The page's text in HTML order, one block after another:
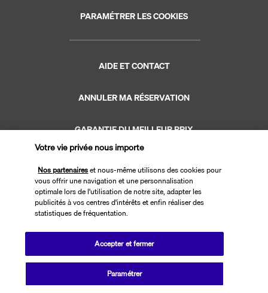
PARAMÉTRER LES COOKIES
AIDE ET CONTACT
ANNULER MA RÉSERVATION
GARANTIE DU MEILLEUR PRIX
Site édité par PerfectStay.com en partenariat avec Transavia. Les ventes
Votre vie privée nous importe
Nos partenaireset nous-même utilisons des cookies pour
vous offrir une navigation et une personnalisation
optimale lors de l'utilisation de notre site, adapter les
publicités à vos centres d'intérêts et enfin réaliser des
statistiques de fréquentation.
Paramétrer
Accepter et fermer